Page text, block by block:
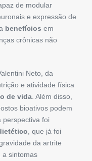
de modular
e expressão de
benefícios em
crônicas não
Neto, da
e atividade física
de vida . Além disso,
bioativos podem
perspectiva foi
, que já foi
da artrite
a sintomas